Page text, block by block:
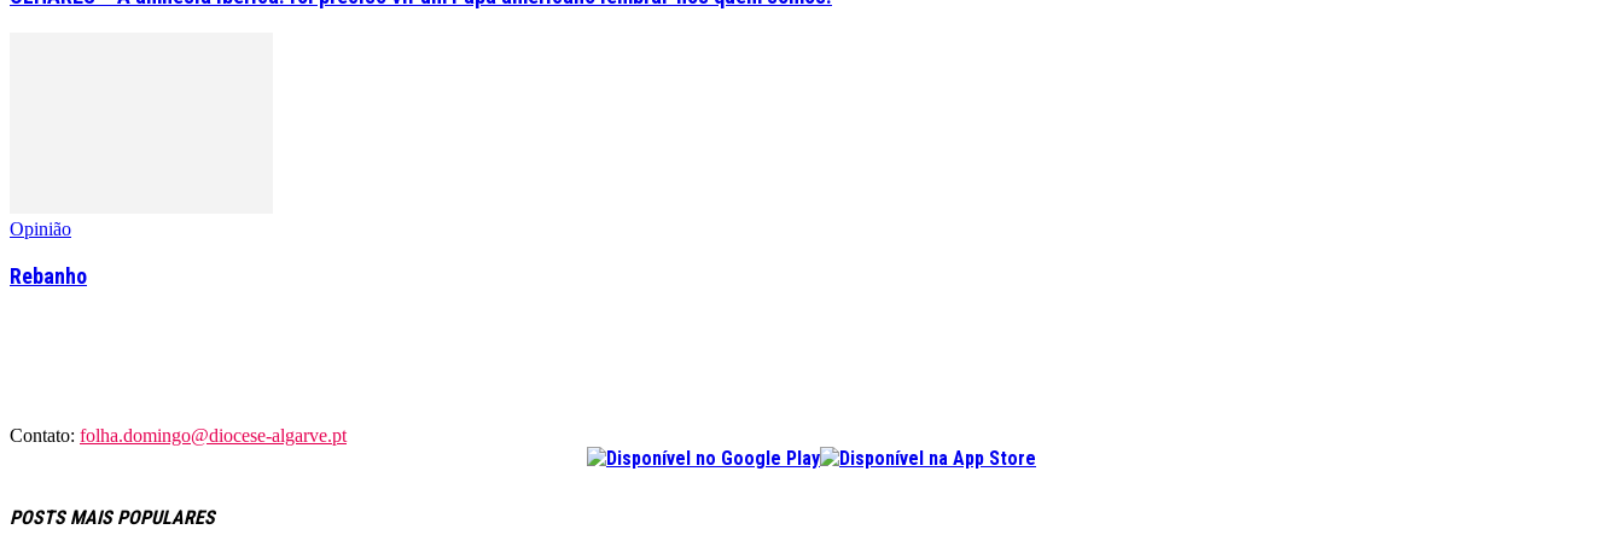
Opinião
Rebanho
Contato: folha.domingo@diocese-algarve.pt
POSTS MAIS POPULARES